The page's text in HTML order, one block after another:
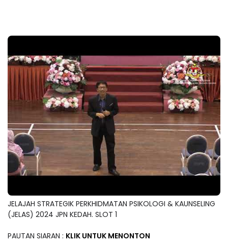
JELAJAH STRATEGIK PERKHIDMATAN PSIKOLOGI & KAUNSELING
(JELAS) 2024 JPN KEDAH. SLOT 1
PAUTAN SIARAN : KLIK UNTUK MENONTON